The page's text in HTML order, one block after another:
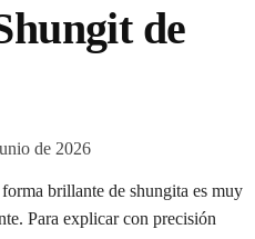
de
de 2026
brillante de shungita es muy
Para explicar con precisión